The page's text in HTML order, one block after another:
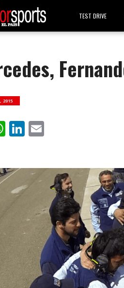
TEST DRIVE
2015
WhatsApp
LinkedIn